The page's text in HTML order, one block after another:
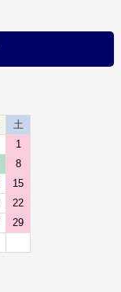
土
1
8
15
22
29